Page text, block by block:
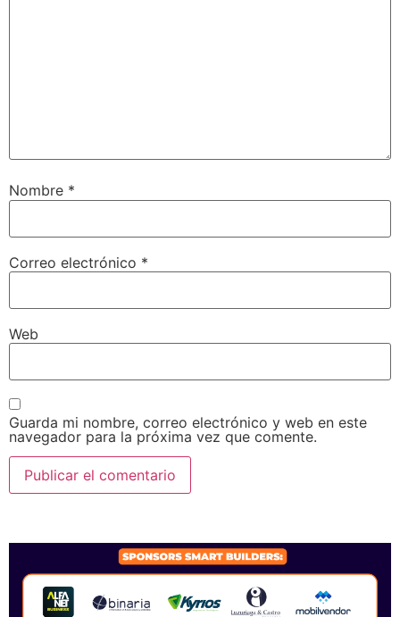
Nombre *
Correo electrónico *
Web
Guarda mi nombre, correo electrónico y web en este
navegador para la próxima vez que comente.